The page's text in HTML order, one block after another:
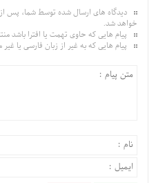
دیدگاه های ارسال شده توسط شما، پس
خواهد شد.
پیام هایی که حاوی تهمت یا افترا باشد
پیام هایی که به غیر از زبان فارسی یا